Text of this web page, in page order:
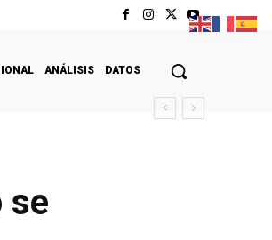
ANÁLISIS DATOS
se